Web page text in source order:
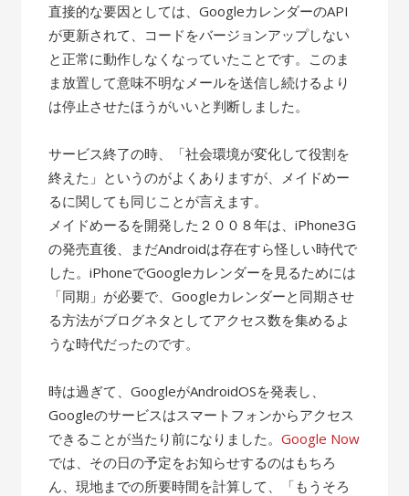
直接的な要因としては、GoogleカレンダーのAPI
が更新されて、コードをバージョンアップしない
と正常に動作しなくなっていたことです。このま
ま放置して意味不明なメールを送信し続けるより
は停止させたほうがいいと判断しました。
サービス終了の時、「社会環境が変化して役割を
終えた」というのがよくありますが、メイドめー
るに関しても同じことが言えます。
メイドめーるを開発した２００８年は、iPhone3G
の発売直後、まだAndroidは存在すら怪しい時代で
した。iPhoneでGoogleカレンダーを見るためには
「同期」が必要で、Googleカレンダーと同期させ
る方法がブログネタとしてアクセス数を集めるよ
うな時代だったのです。
時は過ぎて、GoogleがAndroidOSを発表し、
Googleのサービスはスマートフォンからアクセス
できることが当たり前になりました。Google Now
では、その日の予定をお知らせするのはもちろ
ん、現地までの所要時間を計算して、「もうそろ